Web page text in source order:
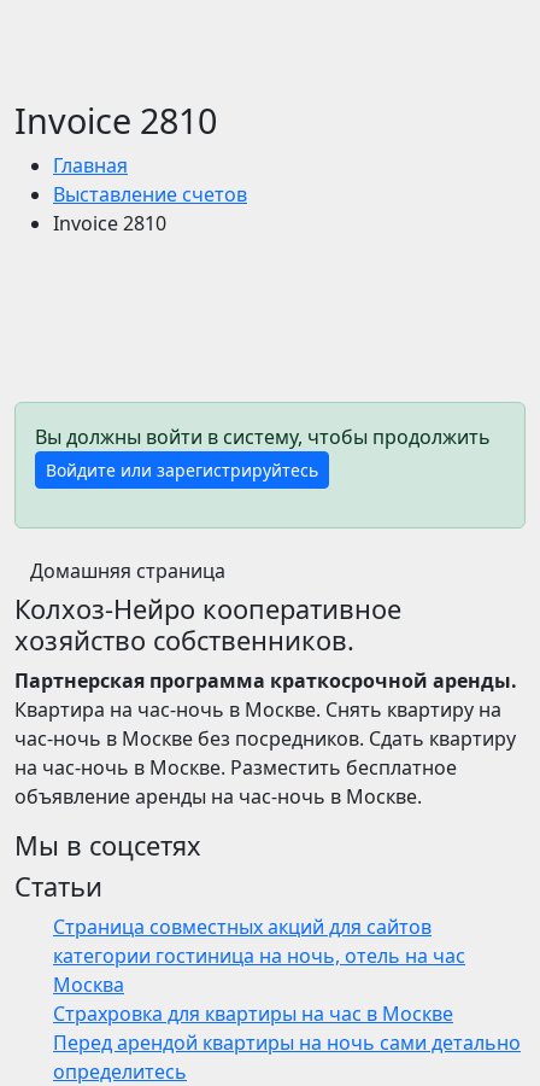
Invoice 2810
Главная
Выставление счетов
Invoice 2810
Вы должны войти в систему, чтобы продолжить
Войдите или зарегистрируйтесь
Домашняя страница
Колхоз-Нейро кооперативное
хозяйство собственников.
Партнерская программа краткосрочной аренды.
Квартира на час-ночь в Москве. Снять квартиру на
час-ночь в Москве без посредников. Сдать квартиру
на час-ночь в Москве. Разместить бесплатное
объявление аренды на час-ночь в Москве.
Мы в соцсетях
Статьи
Страница совместных акций для сайтов
категории гостиница на ночь, отель на час
Москва
Страхровка для квартиры на час в Москве
Перед арендой квартиры на ночь сами детально
определитесь